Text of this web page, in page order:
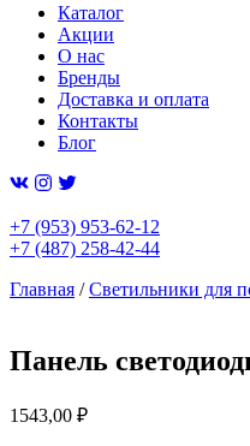
Каталог
Акции
О нас
Бренды
Доставка и оплата
Контакты
Блог
+7 (953) 953-62-12
+7 (487) 258-42-44
Главная /Светильники для
Панель
1543,00 ₽